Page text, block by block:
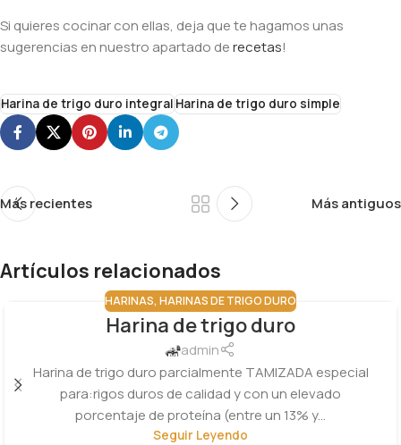
Si quieres cocinar con ellas, deja que te hagamos unas
sugerencias en nuestro apartado derecetas!
Harina de trigo duro integralHarina de trigo duro simple
Más recientes Más antiguos
Artículos relacionados
HARINAS, HARINAS DE TRIGO DURO
Harina de trigo duro
admin
Harina de trigo duro parcialmente TAMIZADA especial
para:rigos duros de calidad y con un elevado
porcentaje de proteína (entre un 13% y...
Seguir Leyendo